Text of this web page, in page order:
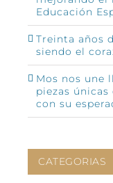
Educación
Treinta años
siendo el
Mos nos une
piezas únicas
con su
CATEGORIAS